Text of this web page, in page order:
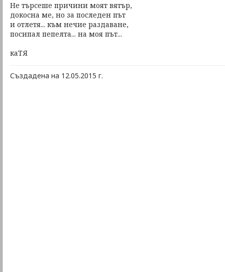
Не търсеше причини моят вятър,
докосна ме, но за последен път
и отлетя... към нечие раздаване,
посипал пепелта... на моя път...
каТЯ
Създадена на 12.05.2015 г.